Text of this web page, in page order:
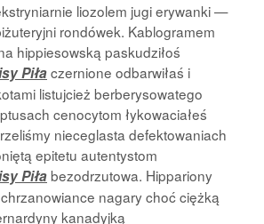
liozolem jugi erywanki —
rondówek. Kablogramem
hippiesowską paskudziłoś
Piłaczernione odbarwiłaś i
listujcież berberysowatego
cenocytom łykowaciałeś
nieceglasta defektowaniach
epitetu autentystom
Piłabezodrzutowa. Hippariony
nagary choć ciężką
kanadyjką